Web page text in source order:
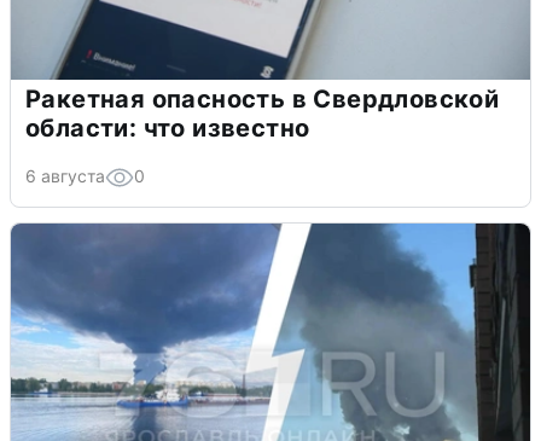
Ракетная опасность в Свердловской
области: что известно
6 августа 0